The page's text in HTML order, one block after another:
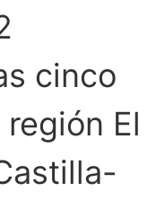
cinco
El